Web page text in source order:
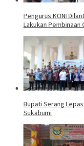
Pengurus KONI
Lakukan Pembinaan
Bupati Serang
Sukabumi